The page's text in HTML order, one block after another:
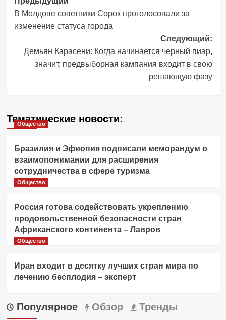
записи
В Молдове советники Сорок проголосовали за
изменение статуса города
Следующий:
Демьян Карасени: Когда начинается черный пиар,
значит, предвыборная кампания входит в свою
решающую фазу
Тематические новости:
Общество
Бразилия и Эфиопия подписали меморандум о
взаимопонимании для расширения
сотрудничества в сфере туризма
Общество
Россия готова содействовать укреплению
продовольственной безопасности стран
Африканского континента – Лавров
Общество
Иран входит в десятку лучших стран мира по
лечению бесплодия – эксперт
Популярное Обзор Тренды